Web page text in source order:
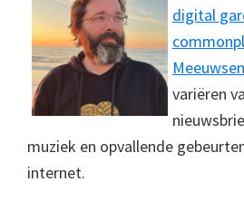
digital
Meeuwsen
variëren
muziek en opvallende
internet.